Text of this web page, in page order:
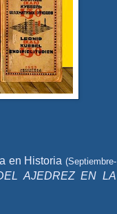
en Historia (Septiembre-
AJEDREZ EN LA